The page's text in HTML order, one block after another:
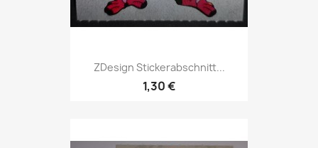
ZDesign Stickerabschnitt...
1,30 €